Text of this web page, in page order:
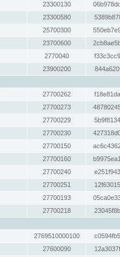
23300130
23300580
25700300
23700600
2770040
23900200
27700262
27700273
27700229
27700230
27700150
27700160
27700240
27700251
27700193
27700218
2769510000100
27600090